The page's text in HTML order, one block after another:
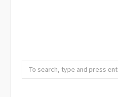
Search
for: